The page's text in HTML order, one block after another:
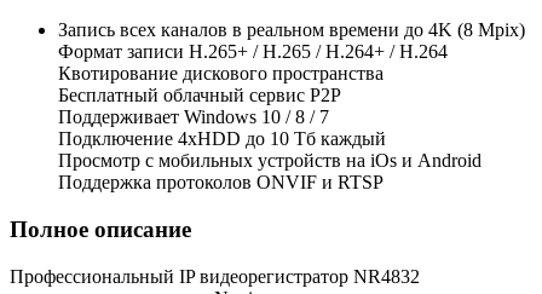
Запись всех каналов в реальном времени до 4K (8 Mpix)
Формат записи H.265+ / H.265 / H.264+ / H.264
Квотирование дискового пространства
Бесплатный облачный сервис Р2Р
Поддерживает Windows 10 / 8 / 7
Подключение 4xHDD до 10 Тб каждый
Просмотр с мобильных устройств на iOs и Android
Поддержка протоколов ONVIF и RTSP
Полное описание
Профессиональный IP видеорегистратор NR4832